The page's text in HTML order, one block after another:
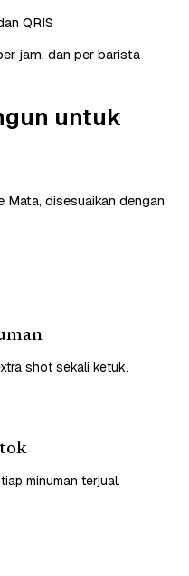
QRIS
jam, dan per barista
untuk
Mata, disesuaikan dengan
shot sekali ketuk.
minuman terjual.